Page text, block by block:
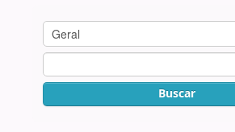
Buscar